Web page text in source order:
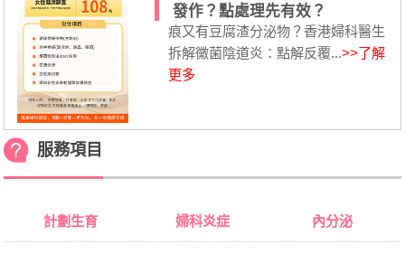
發作？點處理先有效？
痕又有豆腐渣分泌物？香港婦科醫生
拆解黴菌陰道炎：點解反覆...>>了解
更多
服務項目
計劃生育 婦科炎症 內分泌